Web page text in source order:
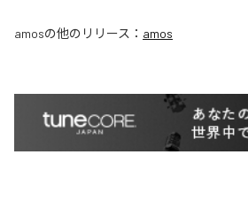
amosの他のリリース： amos